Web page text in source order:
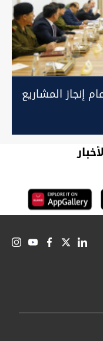
سيكون عام إنجاز المشاريع